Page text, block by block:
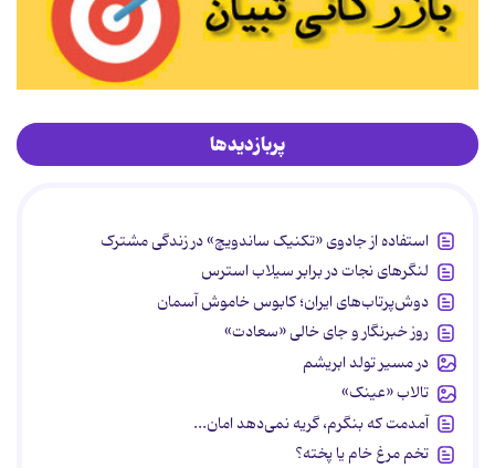
پربازدیدها
استفاده از جادوی «تکنیک ساندویچ» در زندگی مشترک
لنگرهای نجات در برابر سیلاب استرس
دوش‌پرتاب‌های ایران؛ کابوس خاموش آسمان
روز خبرنگار و جای خالی «سعادت»
در مسیر تولد ابریشم
تالاب «عینک»
آمدمت که بنگرم، گریه نمی‌دهد امان...
تخم مرغ خام یا پخته؟